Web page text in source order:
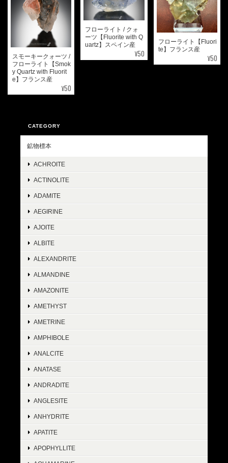
スモーキークォーツ /
フローライト【Smok
y Quartz with Fluorit
e】フランス産
¥50
フローライト / クォ
ーツ【Fluorite with Q
uartz】スペイン産
¥50
フローライト【Fluori
te】フランス産
¥50
CATEGORY
鉱物標本
ACHROITE
ACTINOLITE
ADAMITE
AEGIRINE
AJOITE
ALBITE
ALEXANDRITE
ALMANDINE
AMAZONITE
AMETHYST
AMETRINE
AMPHIBOLE
ANALCITE
ANATASE
ANDRADITE
ANGLESITE
ANHYDRITE
APATITE
APOPHYLLITE